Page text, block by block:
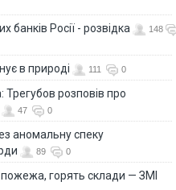
банків Росії - розвідка
148
в природі 111 0
розповів про
47 0
аномальну спеку
89 0
горять склади — ЗМІ